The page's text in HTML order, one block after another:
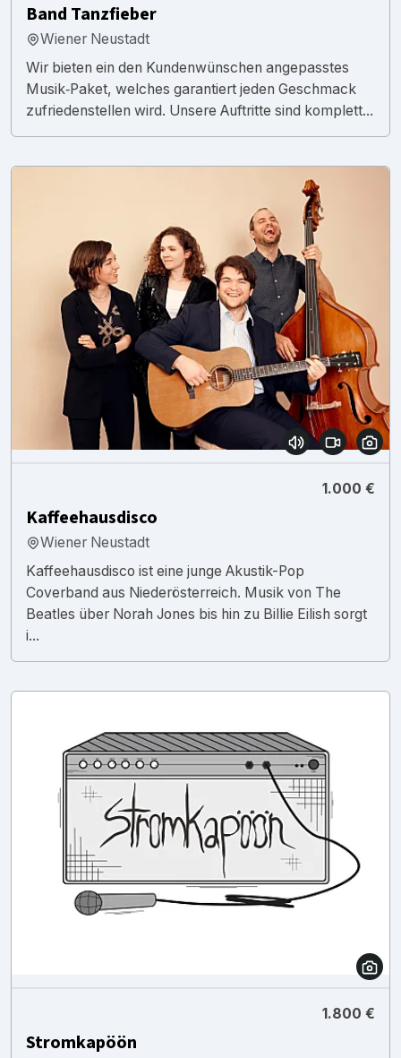
Band Tanzfieber
Wiener Neustadt
Wir bieten ein den Kundenwünschen angepasstes
Musik‑Paket, welches garantiert jeden Geschmack
zufriedenstellen wird. Unsere Auftritte sind komplett...
1.000 €
Kaffeehausdisco
Wiener Neustadt
Kaffeehausdisco ist eine junge Akustik-Pop
Coverband aus Niederösterreich. Musik von The
Beatles über Norah Jones bis hin zu Billie Eilish sorgt
i...
1.800 €
Stromkapöön